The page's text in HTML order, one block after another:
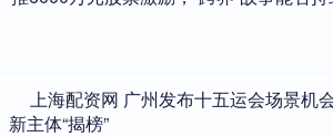
上海配资网 广州发布十五运会场景机
新主体“揭榜”